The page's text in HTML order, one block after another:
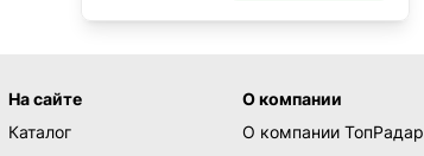
На сайте
Каталог
О компании
О компании ТопРадар